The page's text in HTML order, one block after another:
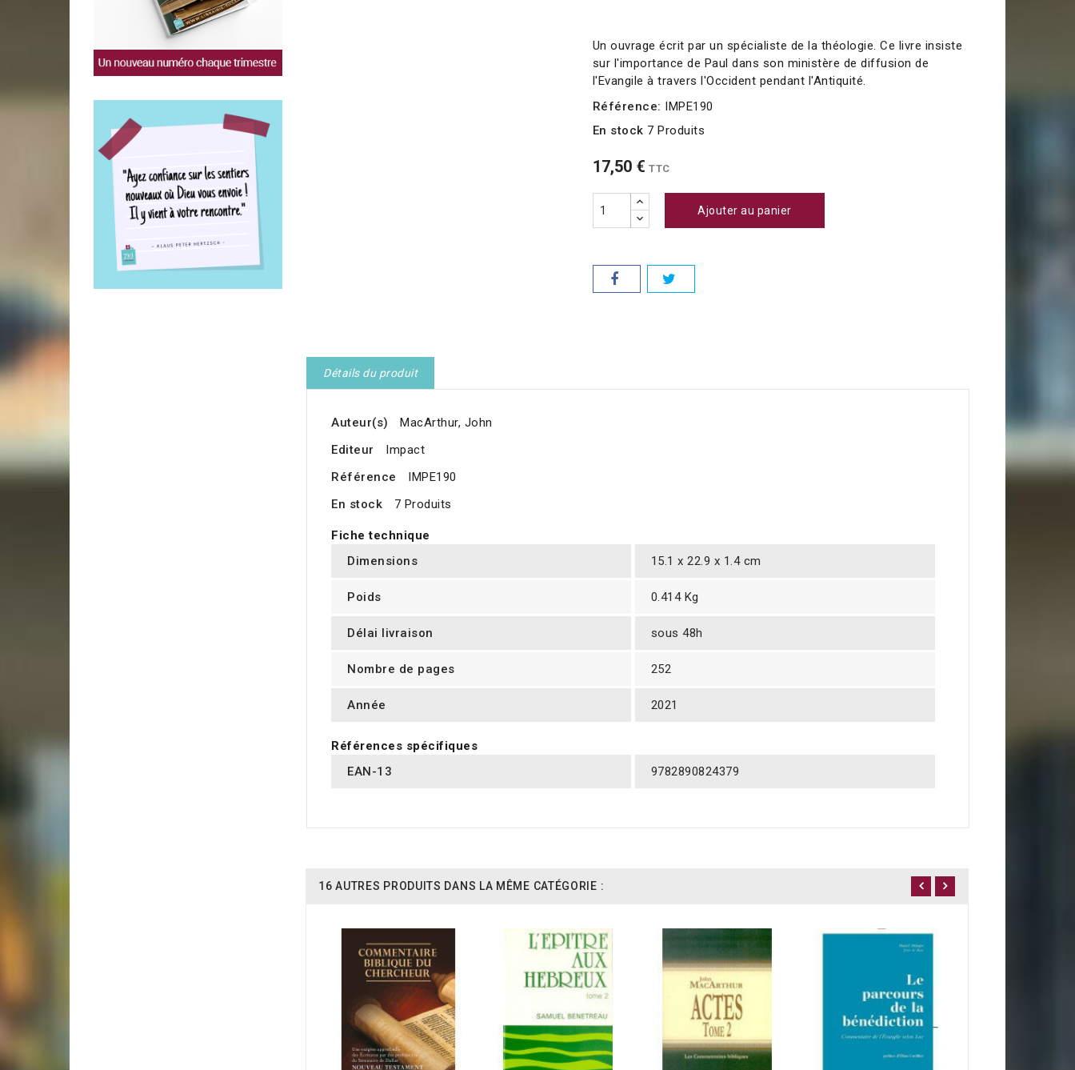
Un ouvrage écrit par un spécialiste de la théologie. Ce livre insiste
sur l'importance de Paul dans son ministère de diffusion de
l'Evangile à travers l'Occident pendant l'Antiquité.
Référence: IMPE190
En stock 7 Produits
17,50 € TTC
Ajouter au panier
Détails du produit
Auteur(s)
MacArthur, John
Editeur
Impact
Référence
IMPE190
En stock
7 Produits
Fiche technique
Dimensions
15.1 x 22.9 x 1.4 cm
Poids 0.414 Kg
Délai livraison sous 48h
Nombre de pages 252
Année 2021
Références spécifiques
EAN-13
9782890824379
16 AUTRES PRODUITS DANS LA MÊME CATÉGORIE :